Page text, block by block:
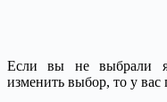
Если вы не выбрали
изменить выбор, то у